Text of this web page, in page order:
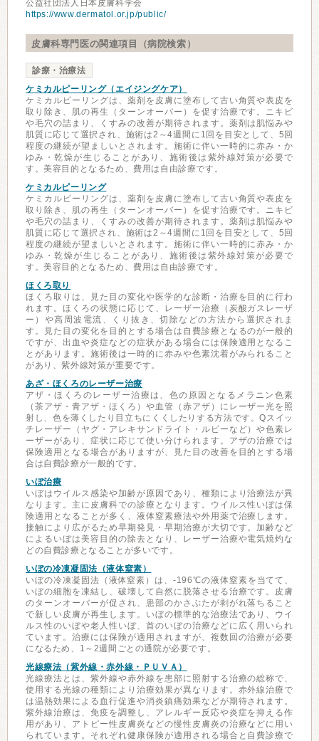
公益社団法人日本皮膚科学会
https://www.dermatol.or.jp/public/
皮膚科専門医の関連項目（病院検索）
診療・治療法
ケミカルピーリング（エイジングケア）
ケミカルピーリングは、薬剤を皮膚に塗布して古い角質や表皮を
取り除き、肌の再生（ターンオーバー）を促す治療です。ニキビ
や毛穴の詰まり、くすみの改善が期待されます。薬剤は肌悩みや
肌質に応じて選択され、施術は2～4週間に1回を目安として、5回
程度の継続が望ましいとされます。施術に伴い一時的に赤み・か
ゆみ・乾燥が生じることがあり、施術後は紫外線対策が必要で
す。美容目的となるため、費用は自由診療です。
ケミカルピーリング
ケミカルピーリングは、薬剤を皮膚に塗布して古い角質や表皮を
取り除き、肌の再生（ターンオーバー）を促す治療です。ニキビ
や毛穴の詰まり、くすみの改善が期待されます。薬剤は肌悩みや
肌質に応じて選択され、施術は2～4週間に1回を目安として、5回
程度の継続が望ましいとされます。施術に伴い一時的に赤み・か
ゆみ・乾燥が生じることがあり、施術後は紫外線対策が必要で
す。美容目的となるため、費用は自由診療です。
ほくろ取り
ほくろ取りは、見た目の変化や医学的な診断・治療を目的に行わ
れます。ほくろの状態に応じて、レーザー治療（炭酸ガスレーザ
ー）や高周波電流、くり抜き、切除などの方法から選択されま
す。見た目の変化を目的とする場合は自費診療となるのが一般的
ですが、出血や炎症などの症状がある場合には保険適用となるこ
とがあります。施術後は一時的に赤みや色素沈着がみられること
があり、紫外線対策が重要です。
あざ・ほくろのレーザー治療
アザ・ほくろのレーザー治療は、色の原因となるメラニン色素
（茶アザ・青アザ・ほくろ）や血管（赤アザ）にレーザー光を照
射し、色を薄くしたり目立ちにくくしたりする方法です。Qスイッ
チレーザー（ヤグ・アレキサンドライト・ルビーなど）や色素レ
ーザーがあり、症状に応じて使い分けられます。アザの治療では
保険適用となる場合がありますが、見た目の改善を目的とする場
合は自費診療が一般的です。
いぼ治療
いぼはウイルス感染や加齢が原因であり、種類により治療法が異
なります。主に皮膚科での診療となります。ウイルス性いぼは保
険適用となることが多く、液体窒素療法や外用薬で治療します。
接触により広がるため早期発見・早期治療が大切です。加齢など
によるいぼは美容目的の除去となり、レーザー治療や電気焼灼な
どの自費診療となることが多いです。
いぼの冷凍凝固法（液体窒素）
いぼの冷凍凝固法（液体窒素）は、-196℃の液体窒素を当てて、
いぼの細胞を凍結し、破壊して自然に脱落させる治療です。皮膚
のターンオーバーが促され、患部のかさぶたが剥がれ落ちること
で新しい皮膚が再生します。いぼの標準的な治療法であり、ウイ
ルス性のいぼや老人性いぼ、首のいぼの治療などに広く用いられ
ています。治療には保険が適用されますが、複数回の治療が必要
になるため、1～2週間ごとの通院が必要です。
光線療法（紫外線・赤外線・ＰＵＶＡ）
光線療法とは、紫外線や赤外線を患部に照射する治療の総称で、
使用する光線の種類により治療効果が異なります。赤外線治療で
は温熱効果による血行促進や消炎鎮痛効果などが期待されます。
紫外線治療は、免疫を調整し、アレルギー反応や炎症を抑える作
用があり、アトピー性皮膚炎などの慢性皮膚炎の治療などに用い
られています。それぞれ健康保険が適用される場合と自費診療で